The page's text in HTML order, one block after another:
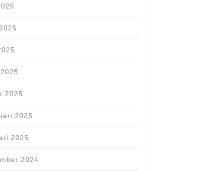
2025
2025
2025
2024